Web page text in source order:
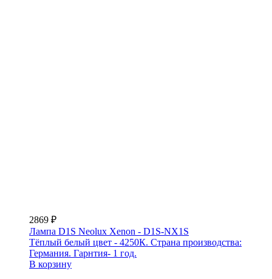
2869 ₽
Лампа D1S Neolux Xenon - D1S-NX1S
Тёплый белый цвет - 4250К. Страна производства:
Германия. Гарнтия- 1 год.
В корзину